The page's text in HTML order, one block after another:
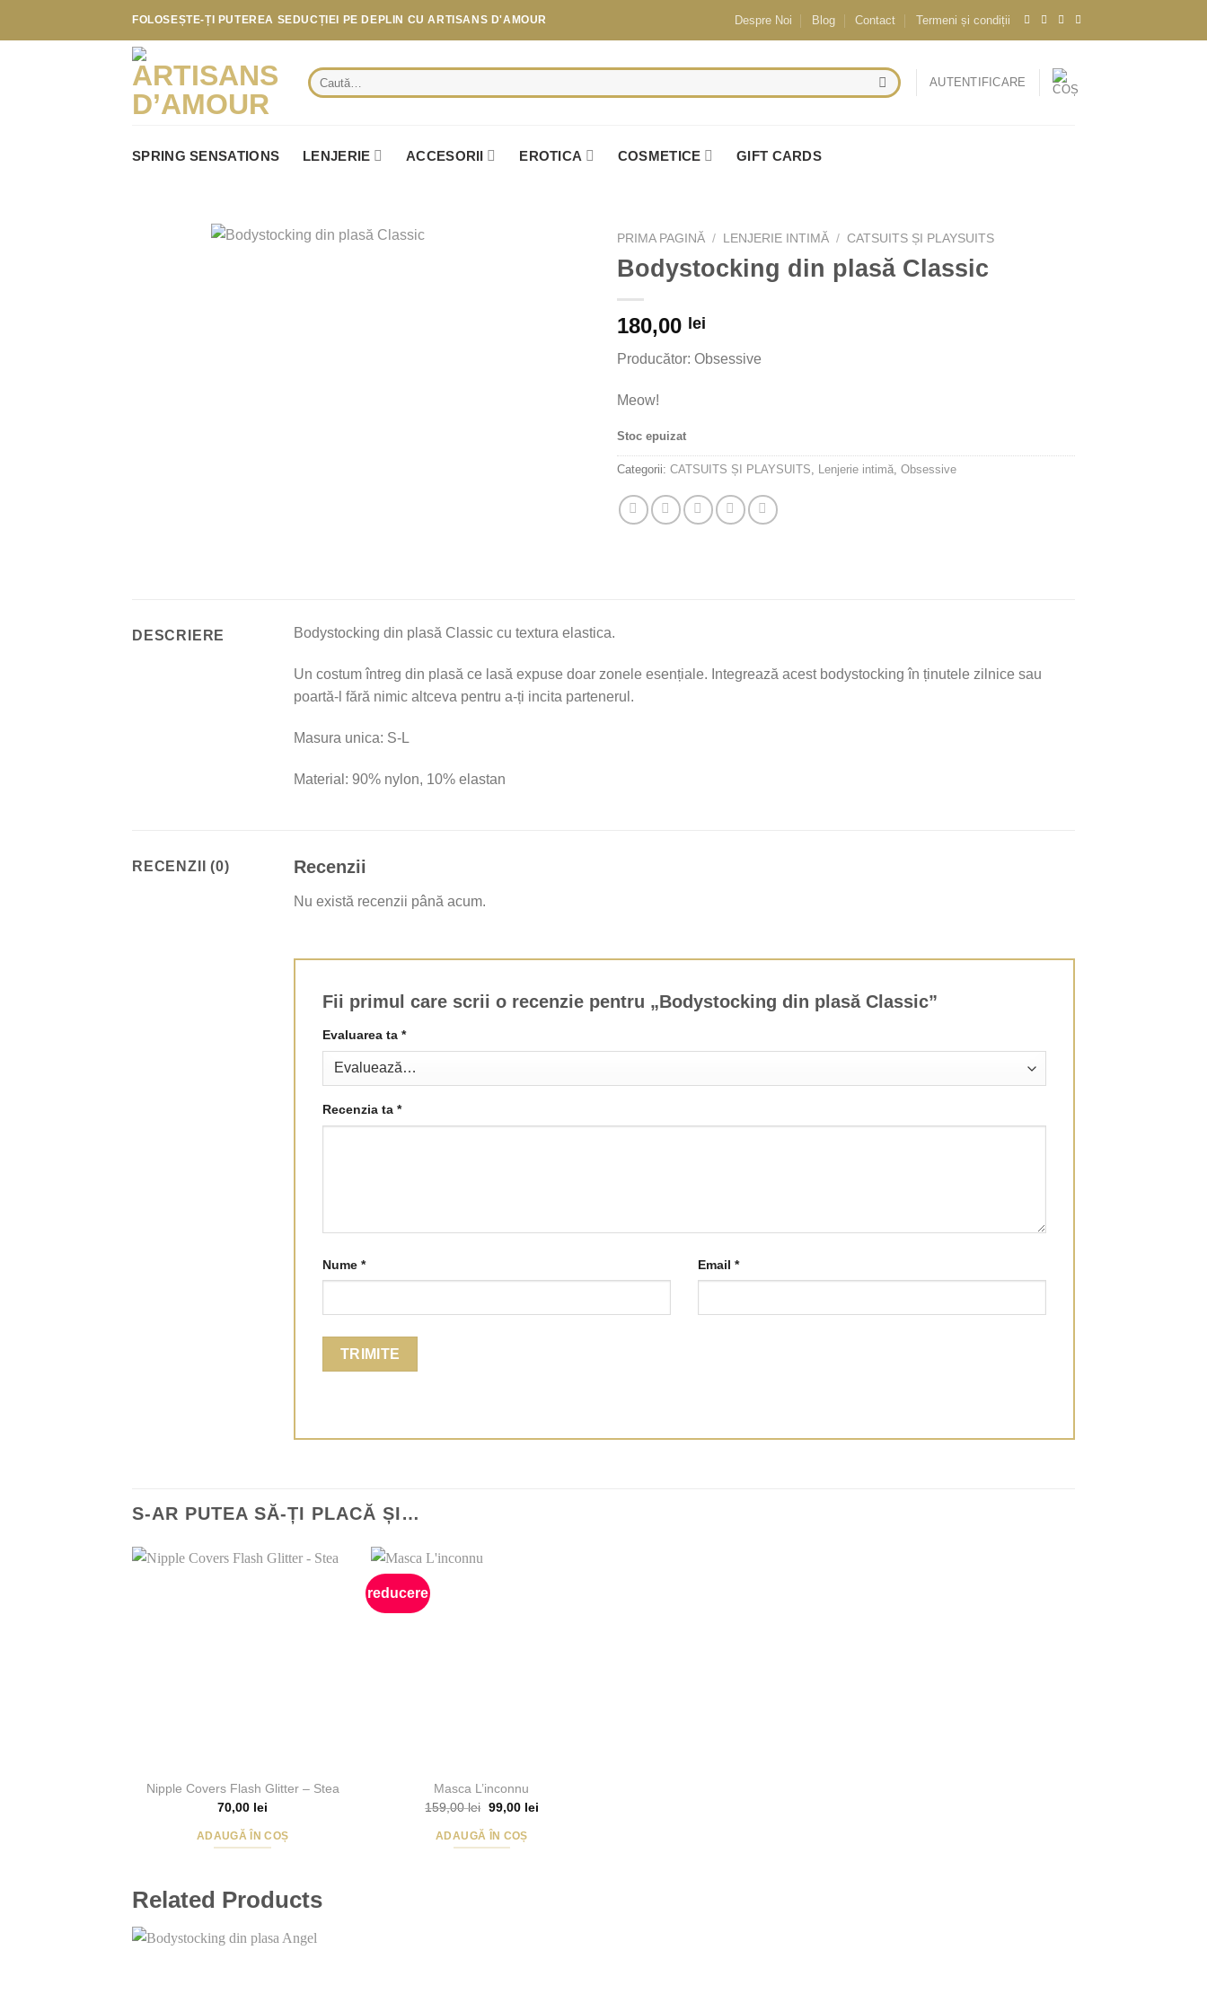
FOLOSEȘTE-ȚI PUTEREA SEDUCȚIEI PE DEPLIN CUARTISANS D'AMOUR Despre Noi Blog Contact Termeni și condiții
Caută
după:
AUTENTIFICARE
SPRING SENSATIONS LENJERIE ACCESORII EROTICA COSMETICE GIFT CARDS
PRIMA PAGINĂ / LENJERIE INTIMĂ / CATSUITS ȘI PLAYSUITS
Bodystocking din plasă Classic
180,00 lei
Producător: Obsessive
Meow!
Stoc epuizat
Categorii: CATSUITS ȘI PLAYSUITS, Lenjerie intimă, Obsessive
DESCRIERE Bodystocking din plasă Classic cu textura elastica.
Un costum întreg din plasă ce lasă expuse doar zonele esențiale. Integrează acest bodystocking în ținutele zilnice sau
poartă-l fără nimic altceva pentru a-ți incita partenerul.
Masura unica: S-L
Material: 90% nylon, 10% elastan
RECENZII (0) Recenzii
Nu există recenzii până acum.
Fii primul care scrii o recenzie pentru „Bodystocking din plasă Classic”
Evaluarea ta *
Recenzia ta *
Nume * Email *
S-AR PUTEA SĂ-ȚI PLACĂ ȘI…
Nipple Covers Flash Glitter – Stea
70,00 lei
ADAUGĂ ÎN COȘ
reducere
Masca L’inconnu
159,00lei Prețul
a
fost:
99,00 leiPrețul
ADAUGĂ ÎN COȘ
Related Products